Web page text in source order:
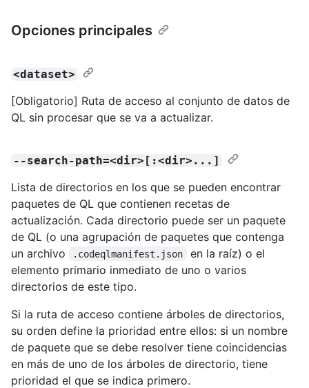
Opciones principales
<dataset>
[Obligatorio] Ruta de acceso al conjunto de datos de
QL sin procesar que se va a actualizar.
--search-path=<dir>[:<dir>...]
Lista de directorios en los que se pueden encontrar
paquetes de QL que contienen recetas de
actualización. Cada directorio puede ser un paquete
de QL (o una agrupación de paquetes que contenga
un archivo
.codeqlmanifest.json
en la raíz) o el
elemento primario inmediato de uno o varios
directorios de este tipo.
Si la ruta de acceso contiene árboles de directorios,
su orden define la prioridad entre ellos: si un nombre
de paquete que se debe resolver tiene coincidencias
en más de uno de los árboles de directorio, tiene
prioridad el que se indica primero.